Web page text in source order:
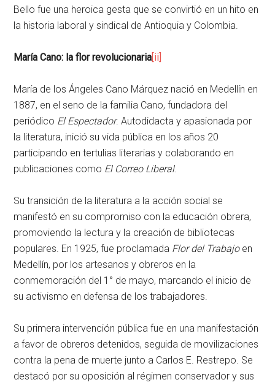
Bello fue una heroica gesta que se convirtió en un hito en
la historia laboral y sindical de Antioquia y Colombia.
María Cano: la flor revolucionaria[ii]
María de los Ángeles Cano Márquez nació en Medellín en
1887, en el seno de la familia Cano, fundadora del
periódico El Espectador. Autodidacta y apasionada por
la literatura, inició su vida pública en los años 20
participando en tertulias literarias y colaborando en
publicaciones como El Correo Liberal.
Su transición de la literatura a la acción social se
manifestó en su compromiso con la educación obrera,
promoviendo la lectura y la creación de bibliotecas
populares. En 1925, fue proclamada Flor del Trabajoen
Medellín, por los artesanos y obreros en la
conmemoración del 1° de mayo, marcando el inicio de
su activismo en defensa de los trabajadores.
Su primera intervención pública fue en una manifestación
a favor de obreros detenidos, seguida de movilizaciones
contra la pena de muerte junto a Carlos E. Restrepo. Se
destacó por su oposición al régimen conservador y sus